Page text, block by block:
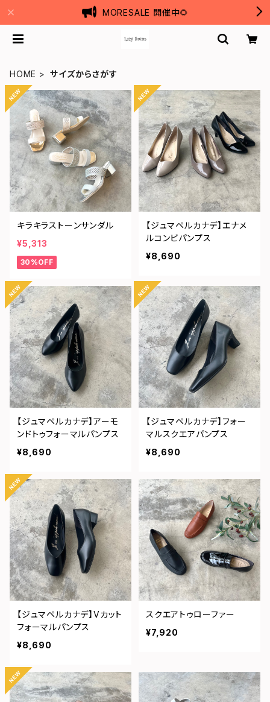
MORESALE 開催中🌻
HOME サイズからさがす
キラキラストーンサンダル
¥5,313
30%OFF
【ジュマペルカナデ】エナメ
ルコンビパンプス
¥8,690
【ジュマペルカナデ】アーモ
ンドトゥフォーマルパンプス
¥8,690
【ジュマペルカナデ】フォー
マルスクエアパンプス
¥8,690
【ジュマペルカナデ】Vカット
フォーマルパンプス
¥8,690
スクエアトゥローファー
¥7,920